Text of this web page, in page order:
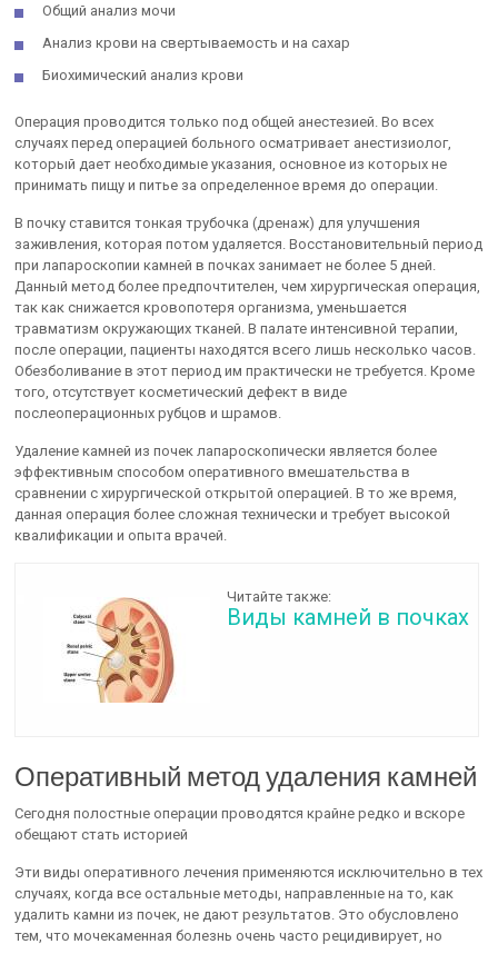
Общий анализ мочи
Анализ крови на свертываемость и на сахар
Биохимический анализ крови
Операция проводится только под общей анестезией. Во всех
случаях перед операцией больного осматривает анестизиолог,
который дает необходимые указания, основное из которых не
принимать пищу и питье за определенное время до операции.
В почку ставится тонкая трубочка (дренаж) для улучшения
заживления, которая потом удаляется. Восстановительный период
при лапароскопии камней в почках занимает не более 5 дней.
Данный метод более предпочтителен, чем хирургическая операция,
так как снижается кровопотеря организма, уменьшается
травматизм окружающих тканей. В палате интенсивной терапии,
после операции, пациенты находятся всего лишь несколько часов.
Обезболивание в этот период им практически не требуется. Кроме
того, отсутствует косметический дефект в виде
послеоперационных рубцов и шрамов.
Удаление камней из почек лапароскопически является более
эффективным способом оперативного вмешательства в
сравнении с хирургической открытой операцией. В то же время,
данная операция более сложная технически и требует высокой
квалификации и опыта врачей.
Читайте также:
Виды камней в почках
Оперативный метод удаления камней
Сегодня полостные операции проводятся крайне редко и вскоре
обещают стать историей
Эти виды оперативного лечения применяются исключительно в тех
случаях, когда все остальные методы, направленные на то, как
удалить камни из почек, не дают результатов. Это обусловлено
тем, что мочекаменная болезнь очень часто рецидивирует, но